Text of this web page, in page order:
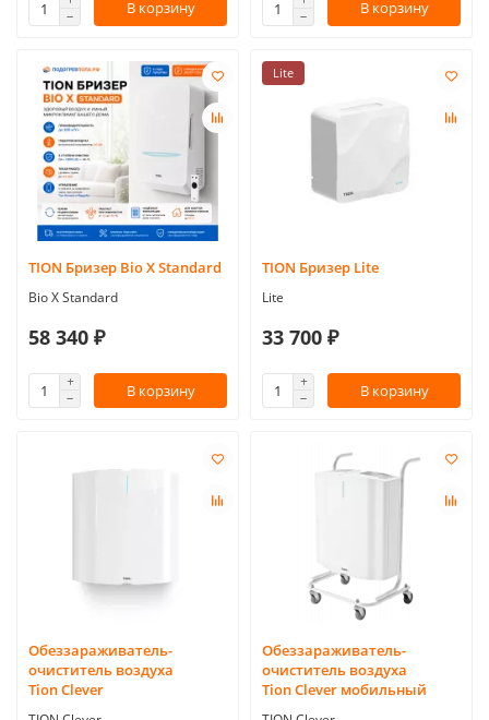
В корзину В корзину
TION Бризер Bio X Standard
Bio X Standard
58 340 ₽
В корзину
Lite
TION Бризер Lite
Lite
33 700 ₽
В корзину
Обеззараживатель-
очиститель воздуха
Tion Clever
Обеззараживатель-
очиститель воздуха
Tion Clever мобильный